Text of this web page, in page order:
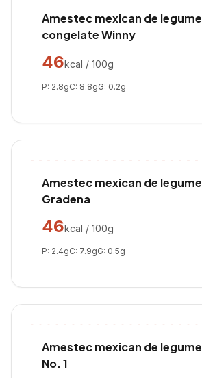
Amestec mexican de legume
congelate Winny
46kcal / 100g
P: 2.8gC: 8.8gG: 0.2g
Amestec mexican de legume
Gradena
46kcal / 100g
P: 2.4gC: 7.9gG: 0.5g
Amestec mexican de legume
No. 1